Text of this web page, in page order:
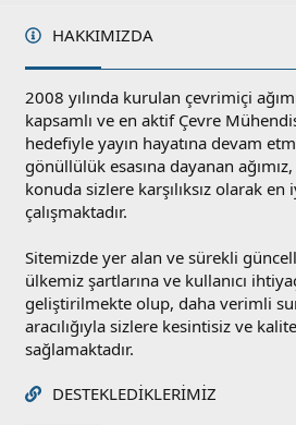
HAKKIMIZDA
2008 yılında kurulan çevrimiçi
kapsamlı ve en aktif Çevre
hedefiyle yayın hayatına devam
gönüllülük esasına dayanan
konuda sizlere karşılıksız olarak
çalışmaktadır.
Sitemizde yer alan ve sürekli
ülkemiz şartlarına ve kullanıcı
geliştirilmekte olup, daha verimli
aracılığıyla sizlere kesintisiz ve
sağlamaktadır.
DESTEKLEDIKLERIMIZ